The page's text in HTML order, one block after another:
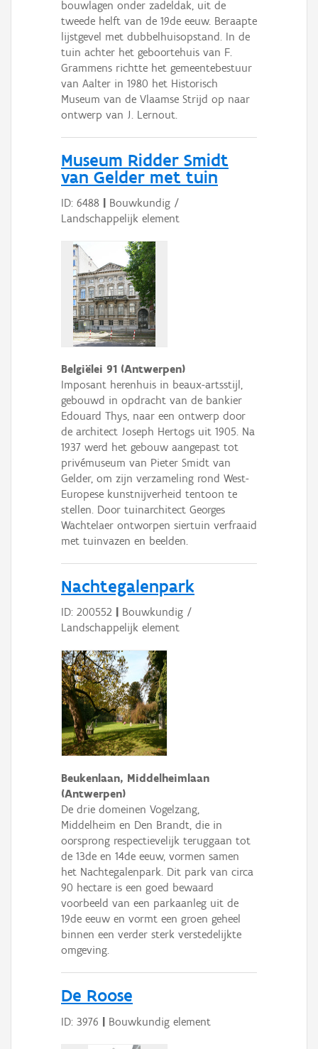
bouwlagen onder zadeldak, uit de
tweede helft van de 19de eeuw. Beraapte
lijstgevel met dubbelhuisopstand. In de
tuin achter het geboortehuis van F.
Grammens richtte het gemeentebestuur
van Aalter in 1980 het Historisch
Museum van de Vlaamse Strijd op naar
ontwerp van J. Lernout.
Museum Ridder Smidt
van Gelder met tuin
ID: 6488 | Bouwkundig /
Landschappelijk element
Belgiëlei 91 (Antwerpen)
Imposant herenhuis in beaux-artsstijl,
gebouwd in opdracht van de bankier
Edouard Thys, naar een ontwerp door
de architect Joseph Hertogs uit 1905. Na
1937 werd het gebouw aangepast tot
privémuseum van Pieter Smidt van
Gelder, om zijn verzameling rond West-
Europese kunstnijverheid tentoon te
stellen. Door tuinarchitect Georges
Wachtelaer ontworpen siertuin verfraaid
met tuinvazen en beelden.
Nachtegalenpark
ID: 200552
Bouwkundig /
Landschappelijk element
Beukenlaan, Middelheimlaan
(Antwerpen)
De drie domeinen Vogelzang,
Middelheim en Den Brandt, die in
oorsprong respectievelijk teruggaan tot
de 13de en 14de eeuw, vormen samen
het Nachtegalenpark. Dit park van circa
90 hectare is een goed bewaard
voorbeeld van een parkaanleg uit de
19de eeuw en vormt een groen geheel
binnen een verder sterk verstedelijkte
omgeving.
De Roose
ID: 3976 | Bouwkundig element